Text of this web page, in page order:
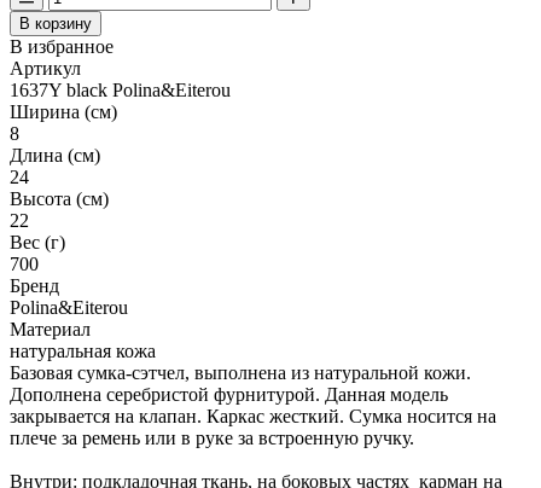
В корзину
В избранное
Артикул
1637Y black Polina&Eiterou
Ширина (см)
8
Длина (см)
24
Высота (см)
22
Вес (г)
700
Бренд
Polina&Eiterou
Материал
натуральная кожа
Базовая сумка-сэтчел, выполнена из натуральной кожи.
Дополнена серебристой фурнитурой. Данная модель
закрывается на клапан. Каркас жесткий. Сумка носится на
плече за ремень или в руке за встроенную ручку.
Внутри: подкладочная ткань, на боковых частях карман на